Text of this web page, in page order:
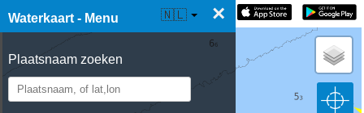
Waterkaart - Menu ×
Plaatsnaam zoeken
☰ Waterkaart Live 🇳🇱